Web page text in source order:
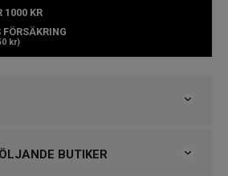
1000 KR
kr)
Timex
BUTIKER